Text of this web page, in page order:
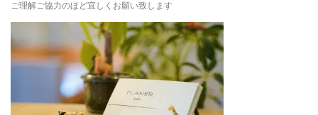
ご理解ご協力のほど宜しくお願い致します